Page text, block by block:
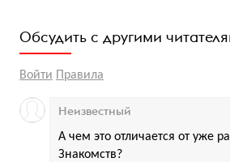
Обсудить с другими
Войти Правила
А чем это отличается от уже
Знакомств?
Неизвестный